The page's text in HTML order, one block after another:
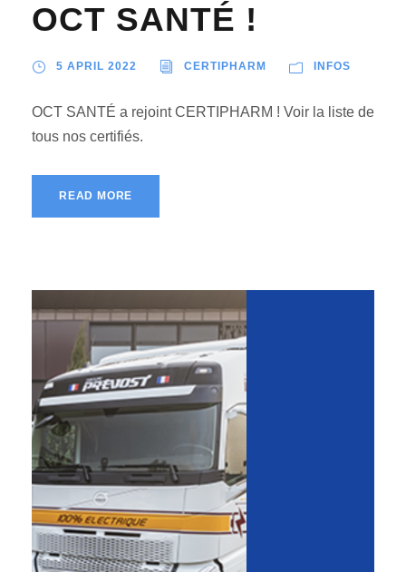
OCT SANTÉ !
5 APRIL 2022 CERTIPHARM INFOS
OCT SANTÉ a rejoint CERTIPHARM ! Voir la liste de
tous nos certifiés.
READ MORE